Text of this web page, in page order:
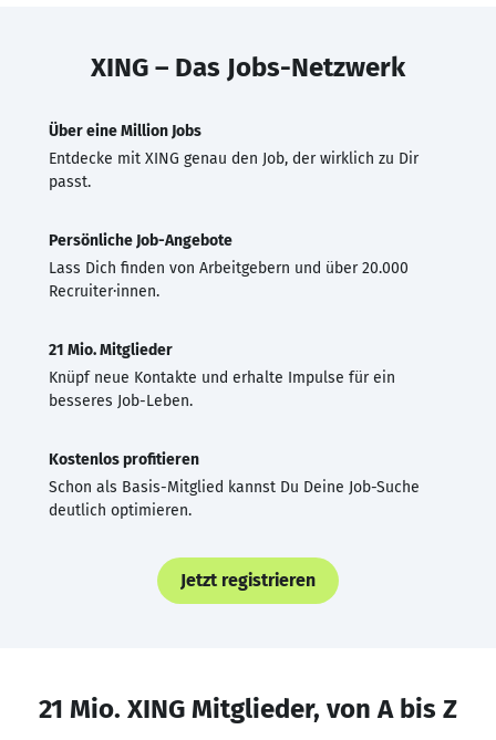
XING – Das Jobs-Netzwerk
Über eine Million Jobs
Entdecke mit XING genau den Job, der wirklich zu Dir
passt.
Persönliche Job-Angebote
Lass Dich finden von Arbeitgebern und über 20.000
Recruiter·innen.
21 Mio. Mitglieder
Knüpf neue Kontakte und erhalte Impulse für ein
besseres Job-Leben.
Kostenlos profitieren
Schon als Basis-Mitglied kannst Du Deine Job-Suche
deutlich optimieren.
Jetzt registrieren
21 Mio. XING Mitglieder, von A bis Z